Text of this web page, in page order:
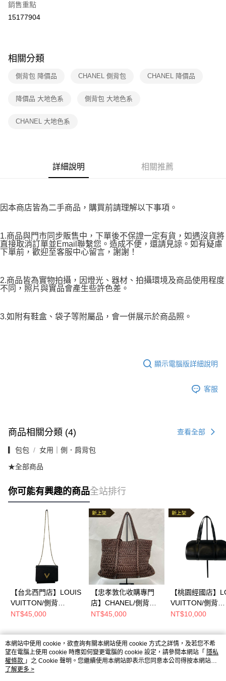
購買商品的店家。未經商家同意取消之訂單仍視為有效，需透過AFTEE先享
後付繳納相關費用。
【注意事項】
易，需依本服務之必要範圍內提供個人資料，並將交易相關給付款項請求債
２．關於個人資料處理事宜，請瀏覽以下網址：
「AFTEE先享後付」，若未經同意申辦者引起之損失，本公司不負相關責
５．嚴禁一人註冊多個帳號或使用他人資訊註冊。若發現惡意使用之情形，
恩沛科技股份有限公司將有權停止該用戶之使用額度並採取法律行動。
付款後7-11取貨
免運費
銷售重點
15177904
相關分類
側背包 降價品 CHANEL 側背包 CHANEL 降價品
降價品 大地色系 側背包 大地色系
CHANEL 大地色系
詳細說明 相關推薦
因本商店皆為二手商品，購買前請理解以下事項。
1.商品與門市同步販售中，下單後不保證一定有貨，如遇沒貨將
直接取消訂單並Email聯繫您。造成不便，還請見諒。如有疑慮
下單前，歡迎至客服中心留言，謝謝！
2.商品皆為實物拍攝，因燈光、器材、拍攝環境及商品使用程度
不同，照片與實品會產生些許色差。
3.如附有鞋盒、袋子等附屬品，會一併展示於商品照。
顯示電腦版詳細說明
客服
商品相關分類 (4) 查看全部
▎包包 女用｜側．肩背包
★全部商品
你可能有興趣的商品全站排行
【台北西門店】LOUIS
VUITTON/側背
包//M68750
NT$45,000
【忠孝敦化收購專門
店】CHANEL/側背
包//12568329
NT$45,000
【桃園經國店】
VUITTON/側背
包//Mm52862
NT$10,000
熱門標籤
本網站中使用 cookie，欲查詢有關本網站使用 cookie 方式之詳情，及若您不希
望在電腦上使用 cookie 時應如何變更電腦的 cookie 設定，請參閱本網站「 隱私
權條款 」之 Cookie 聲明。您繼續使用本網站即表示您同意本公司得按本網站使
用條款之 Cookie 聲明使用 cookie。
了解更多 >